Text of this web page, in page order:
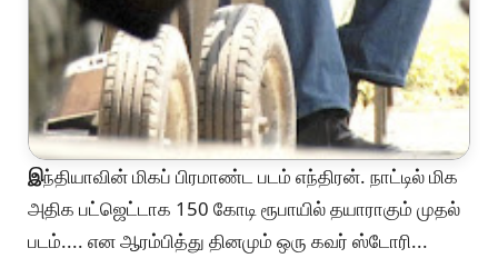
இந்தியாவின் மிகப் பிரமாண்ட படம் எந்திரன். நாட்டில் மிக
அதிக பட்ஜெட்டாக 150 கோடி ரூபாயில் தயாராகும் முதல்
படம்.... என ஆரம்பித்து தினமும் ஒரு கவர் ஸ்டோரி...